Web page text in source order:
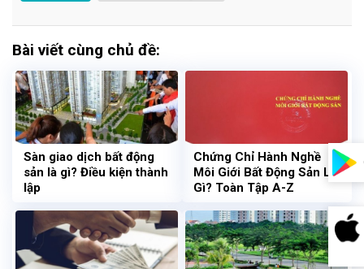
Bài viết cùng chủ đề:
Sàn giao dịch bất động
sản là gì? Điều kiện thành
lập
Chứng Chỉ Hành Nghề
Môi Giới Bất Động Sản Là
Gì? Toàn Tập A-Z